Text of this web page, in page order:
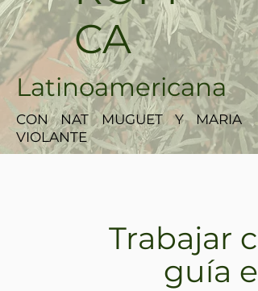
CA
Latinoamericana
CON NAT MUGUET Y MARIA
VIOLANTE
Trabajar
guía